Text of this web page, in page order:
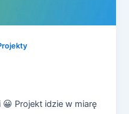
Projekt idzie w miarę